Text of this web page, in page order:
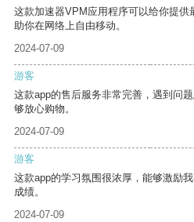
这款加速器VPM应用程序可以给你提
助你在网络上自由移动。
2024-07-09
游客
这款app的售后服务非常完善，遇到问
够放心购物。
2024-07-09
游客
这款app的学习氛围很浓厚，能够激励
成绩。
2024-07-09